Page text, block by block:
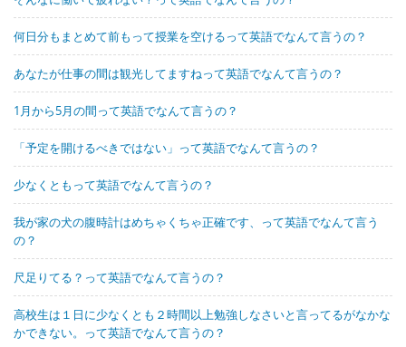
何日分もまとめて前もって授業を空けるって英語でなんて言うの？
あなたが仕事の間は観光してますねって英語でなんて言うの？
1月から5月の間って英語でなんて言うの？
「予定を開けるべきではない」って英語でなんて言うの？
少なくともって英語でなんて言うの？
我が家の犬の腹時計はめちゃくちゃ正確です、って英語でなんて言う
の？
尺足りてる？って英語でなんて言うの？
高校生は１日に少なくとも２時間以上勉強しなさいと言ってるがなかな
かできない。って英語でなんて言うの？